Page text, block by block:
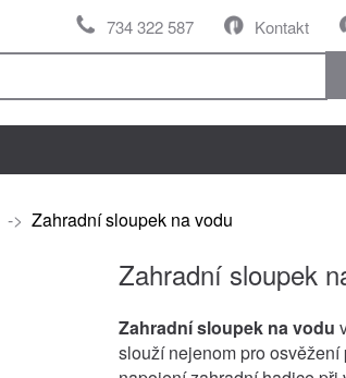
Kontakt
734 322 587
-> Zahradní sloupek na vodu
Zahradní sloupek
Zahradní sloupek na vodu
slouží nejenom pro